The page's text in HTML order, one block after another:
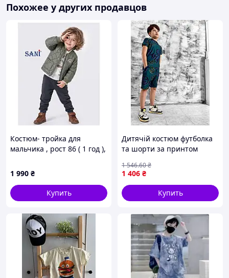
Похожее у других продавцов
Костюм- тройка для
мальчика , рост 86 ( 1 год ),
серый, SANI, Турция
1 990 ₴
Купить
Дитячій костюм футболка
та шорти за принтом
1 406 ₴
1 546.60₴
Купить